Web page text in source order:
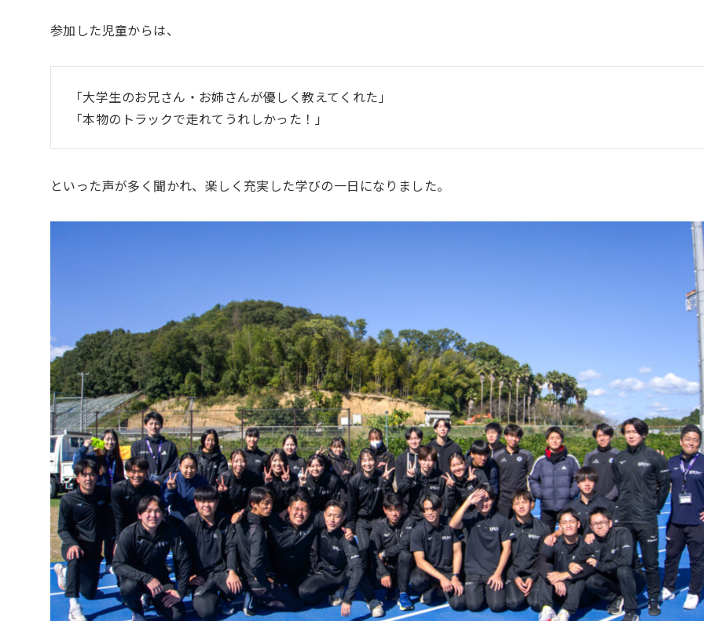
参加した児童からは、
「大学生のお兄さん・お姉さんが優しく教えてくれた」
「本物のトラックで走れてうれしかった！」
といった声が多く聞かれ、楽しく充実した学びの一日になりました。